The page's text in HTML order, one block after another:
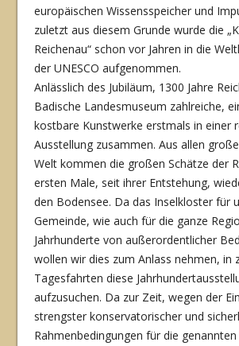
europäischen Wissensspeicher und
zuletzt aus diesem Grunde wurde die
Reichenau“ schon vor Jahren in die
der UNESCO aufgenommen.
Anlässlich des Jubiläum, 1300 Jahre
Badische Landesmuseum zahlrei­che,
kostbare Kunstwerke erstmals in einer
Ausstellung zu­sammen. Aus allen
Welt kommen die großen Schätze der
ersten Male, seit ihrer Entstehung,
den Bodensee. Da das Inselklos­ter für
Gemeinde, wie auch für die ganze
Jahrhunderte von außeror­dentlicher
wollen wir dies zum Anlass nehmen, in
Tagesfahrten diese
aufzusuchen. Da zur Zeit, wegen der
strengster konser­vatorischer und
Rahmenbedingungen für die